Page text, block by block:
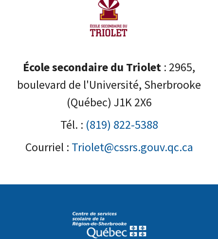
École secondaire du Triolet : 2965,
boulevard de l'Université, Sherbrooke
(Québec) J1K 2X6
Tél. : (819) 822-5388
Courriel : Triolet@cssrs.gouv.qc.ca